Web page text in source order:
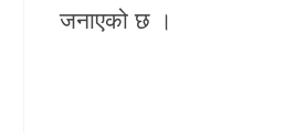
जनाएको छ ।